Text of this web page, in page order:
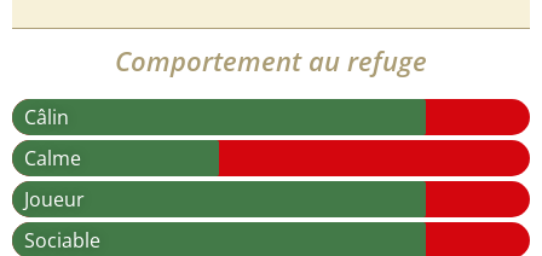
Comportement au refuge
Câlin
Calme
Joueur
Sociable